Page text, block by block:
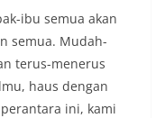
ibu semua akan
semua. Mudah-
terus-menerus
haus dengan
ini, kami